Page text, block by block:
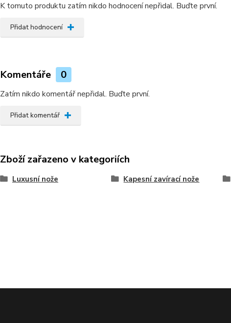
K tomuto produktu zatím nikdo hodnocení nepřidal. Buďte první.
Přidat hodnocení
Komentáře 0
Zatím nikdo komentář nepřidal. Buďte první.
Přidat komentář
Zboží zařazeno v kategoriích
Luxusní nože Kapesní zavírací nože